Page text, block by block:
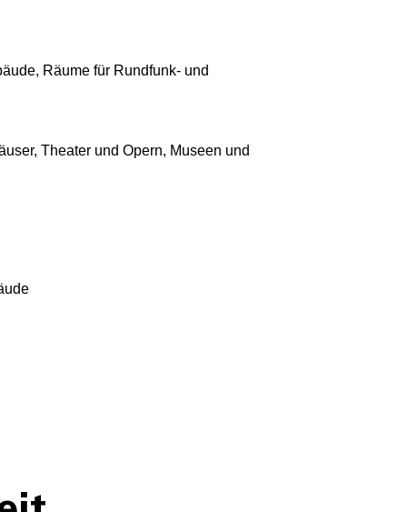
Räume für Rundfunk- und
Theater und Opern, Museen und